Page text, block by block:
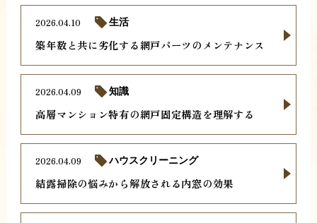
築年数と共に劣化する網戸パーツのメンテナンス
2026.04.10 生活
高層マンション特有の網戸固定構造を理解する
2026.04.09 知識
結露掃除の悩みから解放される内窓の効果
2026.04.09 ハウスクリーニング